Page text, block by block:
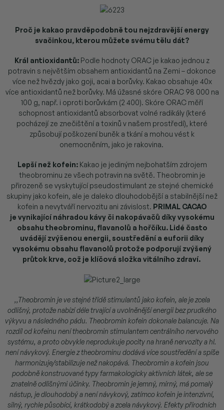
Proč je kakao pravděpodobně tou nejzdravější energy
svačinkou, kterou můžete svému tělu dát?
Král antioxidantů: Podle hodnoty ORAC je kakao jednou z
potravin s největším obsahem antioxidantů na Zemi – dokonce
více než hvězdy jako goji, acai a borůvky. Kakao obsahuje 40x
více antioxidantů než borůvky. Má úžasné skóre ORAC 98 000 na
100 g, např. i oproti borůvkám (2 400). Skóre ORAC měří
schopnost antioxidantů absorbovat volné radikály (které
pocházejí ze znečištění a toxinů v našem prostředí), které
způsobují poškození buněk a tkání a mohou vést k
onemocněním, jako je rakovina.
Lepší než kofein: Kakao je jediným nejbohatším zdrojem
theobrominu ze všech potravin na světě. Theobromin je
přirozeně se vyskytující pseudostimulant ze stejné chemické
skupiny jako kofein, ale je daleko dlouhodobější a stabilnější než
kofein a nevytváří nervozitu ani závislost. PRIMAL CACAO
je vynikající náhradou kávy či nakopávačů díky vysokému
obsahu theobrominu, flavanolů a hořčíku. Lidé často
uvádějí zvýšenou energii, soustředění a euforii díky
vysokému obsahu flavanolů protože podporují zvýšený
průtok krve, což je klíčová složka vitálního zdraví.
,,Theobromin je ve stejné třídě stimulantů jako kofein, ale je zcela
odlišný, protože nabízí déle trvající a uvolněnější energii bez prudkého
výkyvu a následného pádu. Theobromin kofein dokonale balancuje. Na
rozdíl od kofeinu není theobromin stimulantem centrálního nervového
systému, a proto obvykle neprodukuje pocity na hraně nervozity a hl.
není návykový. Energie z theobrominu dodává více soustředění a spíše
harmonizuje/stabilizuje než nakopává. Theobromin a kofein jsou
podobně konstruované typy farmakologicky aktivních látek, ale se
znatelně odlišnými účinky. Theobromin je jemný, mírný, má pomalý
nástup, je dlouhodobý a není návykový, zatímco kofein je intenzivní,
silný, rychle působící, krátkodobý a zcela návykový. Efekty přírodních